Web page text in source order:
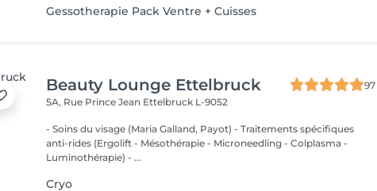
Gessotherapie Pack Ventre + Cuisses
Beauty Lounge Ettelbruck
97
5A, Rue Prince Jean Ettelbruck L-9052
- Soins du visage (Maria Galland, Payot) - Traitements spécifiques
anti-rides (Ergolift - Mésothérapie - Microneedling - Colplasma -
Luminothérapie) - ...
Cryo